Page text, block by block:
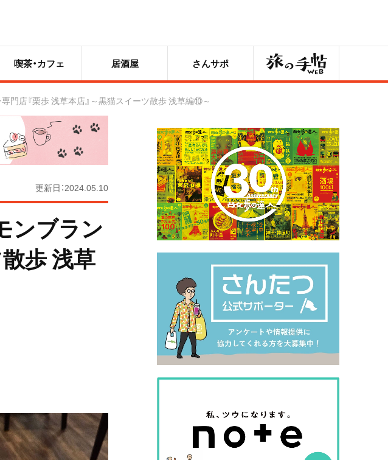
喫茶・カフェ 居酒屋 さんサポ 旅の手帖
門店『栗歩 浅草本店』～黒猫スイーツ散歩 浅草編⑩～
更新日：2024.05.10
ンブラン
歩 浅草